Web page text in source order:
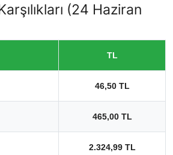
(24 Haziran
TL
46,50 TL
465,00 TL
2.324,99 TL